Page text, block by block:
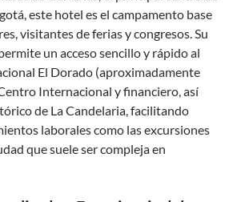
este hotel es el campamento base
visitantes de ferias y congresos. Su
un acceso sencillo y rápido al
El Dorado (aproximadamente
Internacional y financiero, así
de La Candelaria, facilitando
laborales como las excursiones
que suele ser compleja en